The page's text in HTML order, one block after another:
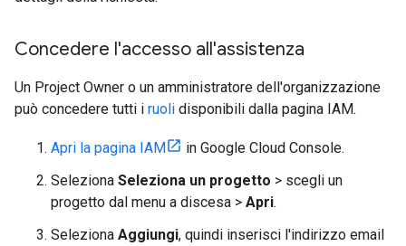
Concedere l'accesso all'assistenza
Un Project Owner o un amministratore dell'organizzazione
può concedere tutti i ruoli disponibili dalla pagina IAM.
Apri la pagina IAM
in Google Cloud Console.
Seleziona Seleziona un progetto > scegli un
progetto dal menu a discesa > Apri.
Seleziona Aggiungi, quindi inserisci l'indirizzo email